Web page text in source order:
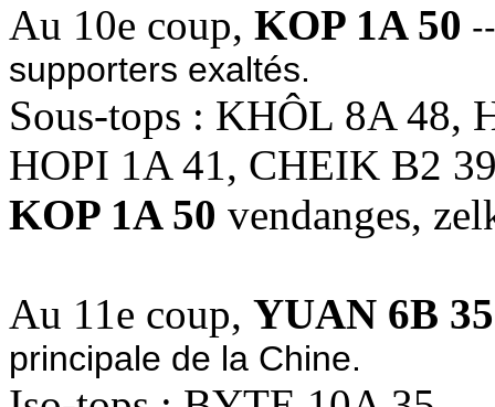
Au 10e coup, KOP 1A 50
supporters exaltés.
Sous-tops : KHÔL 8A 48,
HOPI 1A 41, CHEIK B2
KOP 1A 50 vendanges,
Au 11e coup, YUAN 6B 35
principale de la Chine.